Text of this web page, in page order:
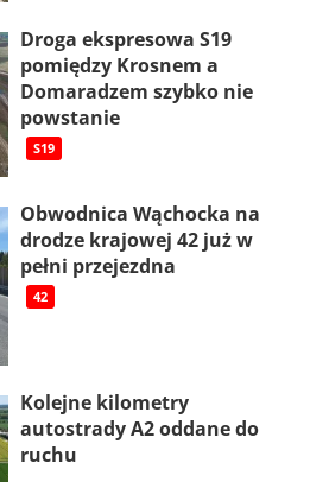
Droga ekspresowa S19
pomiędzy Krosnem a
Domaradzem szybko nie
powstanie
S19
Obwodnica Wąchocka na
drodze krajowej 42 już w
pełni przejezdna
42
Kolejne kilometry
autostrady A2 oddane do
ruchu